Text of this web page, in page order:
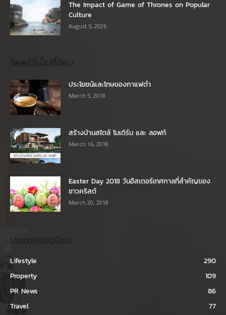
The Impact of Game of Thrones on Popular
Culture
August 5, 2026
ประโยชน์และโทษของกาแฟดำ
March 5, 2018
สร้างบ้านสไตล์ โมเดิร์น และ ลอฟท์
March 16, 2018
Easter Day 2018 วันอีสเตอร์เทศกาลที่สำคัญของ
ชาวคริสต์
March 20, 2018
Lifestyle
290
Property
109
PR News
86
Travel
77